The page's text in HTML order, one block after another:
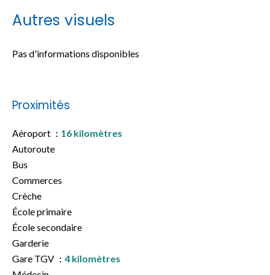
Autres visuels
Pas d'informations disponibles
Proximités
Aéroport
16 kilomètres
Autoroute
Bus
Commerces
Crèche
École primaire
École secondaire
Garderie
Gare TGV
4 kilomètres